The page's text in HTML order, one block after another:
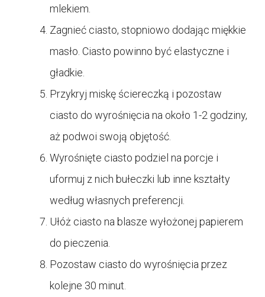
mlekiem.
Zagnieć ciasto, stopniowo dodając miękkie
masło. Ciasto powinno być elastyczne i
gładkie.
Przykryj miskę ściereczką i pozostaw
ciasto do wyrośnięcia na około 1-2 godziny,
aż podwoi swoją objętość.
Wyrośnięte ciasto podziel na porcje i
uformuj z nich bułeczki lub inne kształty
według własnych preferencji.
Ułóż ciasto na blasze wyłożonej papierem
do pieczenia.
Pozostaw ciasto do wyrośnięcia przez
kolejne 30 minut.